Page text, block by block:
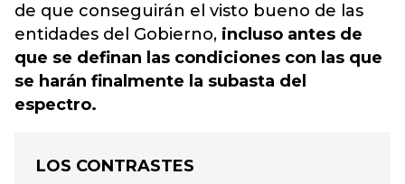
de que conseguirán el visto bueno de las
entidades del Gobierno, incluso antes de
que se definan las condiciones con las que
se harán finalmente la subasta del
espectro.
LOS CONTRASTES